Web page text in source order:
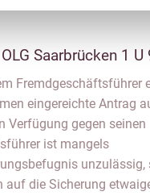
OLG Saarbrücken 1
Fremdgeschäftsführer
eingereichte Antrag
Verfügung gegen seinen
ist mangels
unzulässig,
auf die Sicherung